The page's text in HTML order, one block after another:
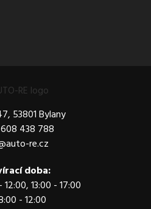
53801 Bylany
438 788
re.cz
doba:
13:00 - 17:00
- 12:00